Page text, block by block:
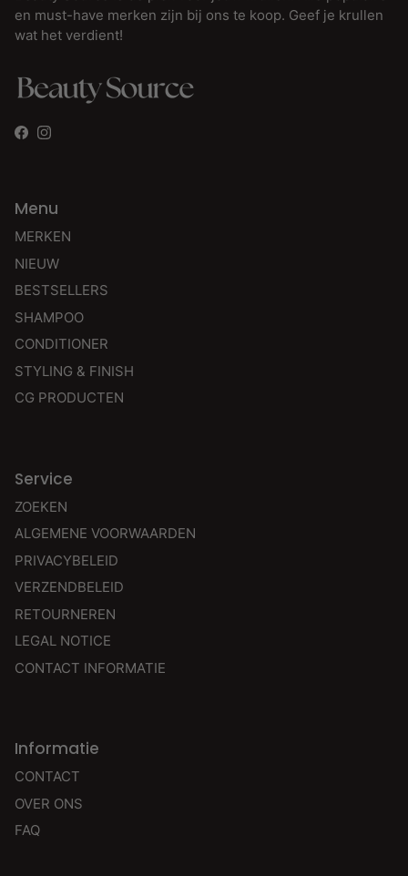
en must-have merken zijn bij ons te koop. Geef je krullen
wat het verdient!
Facebook
Instagram
Menu
MERKEN
NIEUW
BESTSELLERS
SHAMPOO
CONDITIONER
STYLING & FINISH
CG PRODUCTEN
Service
ZOEKEN
ALGEMENE VOORWAARDEN
PRIVACYBELEID
VERZENDBELEID
RETOURNEREN
LEGAL NOTICE
CONTACT INFORMATIE
Informatie
CONTACT
OVER ONS
FAQ